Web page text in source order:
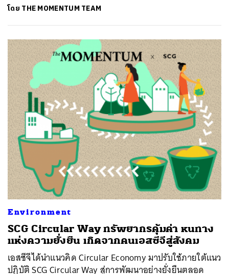
โดย THE MOMENTUM TEAM
Environment
SCG Circular Way ทรัพยากรคุ้มค่า หนทาง
แห่งความยั่งยืน เกิดจากคนเอสซีจีสู่สังคม
เอสซีจีได้นำแนวคิด Circular Economy มาปรับใช้ภายใต้แนว
ปฎิบัติ SCG Circular Way สู่การพัฒนาอย่างยั่งยืนตลอด